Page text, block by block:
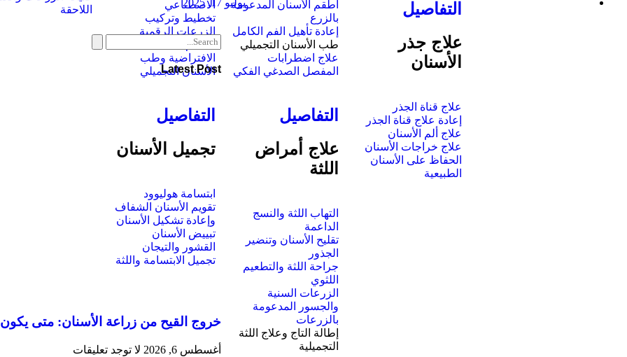
التفاصيل
علاج جذر
الأسنان
علاج قناة الجذر
إعادة علاج قناة الجذر
علاج ألم الأسنان
علاج خراجات الأسنان
الحفاظ على الأسنان
الطبيعية
أطقم الأسنان المدعومة
بالزرع
إعادة تأهيل الفم الكامل
طب الأسنان التجميلي
علاج اضطرابات
المفصل الصدغي الفكي
التفاصيل
علاج أمراض
اللثة
التهاب اللثة والنسج
الداعمة
تقليح الأسنان وتنضير
الجذور
جراحة اللثة والتطعيم
اللثوي
الزرعات السنية
والجسور المدعومة
بالزرعات
إطالة التاج وعلاج اللثة
التجميلية
الاصطناعي
تخطيط وتركيب
الزرعات الرقمية
تصميم الابتسامة
الافتراضية وطب
الأسنان التجميلي
التفاصيل
تجميل الأسنان
ابتسامة هوليوود
تقويم الأسنان الشفاف
وإعادة تشكيل الأسنان
تبييض الأسنان
القشور والتيجان
تجميل الابتسامة واللثة
اللاحقة
Latest Post
خروج القيح من زراعة الأسنان: متى
أغسطس 6, 2026 لا توجد تعليقات